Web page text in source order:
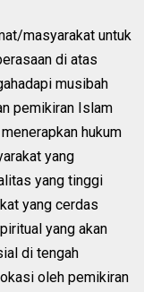
masyarakat untuk
di atas
musibah
pemikiran Islam
hukum
yang
yang tinggi
yang cerdas
yang akan
di tengah
oleh pemikiran